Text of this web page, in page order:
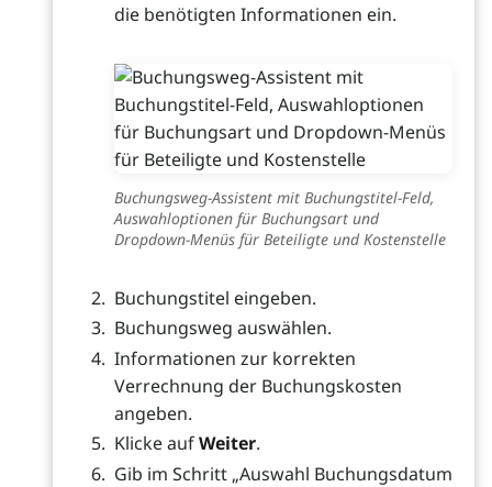
die benötigten Informationen ein.
Buchungsweg-Assistent mit Buchungstitel-Feld,
Auswahloptionen für Buchungsart und
Dropdown-Menüs für Beteiligte und Kostenstelle
Buchungstitel eingeben.
Buchungsweg auswählen.
Informationen zur korrekten
Verrechnung der Buchungskosten
angeben.
Klicke aufWeiter.
Gib im Schritt „Auswahl Buchungsdatum